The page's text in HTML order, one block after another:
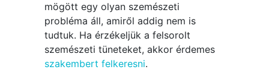
mögött egy olyan szemészeti
probléma áll, amiről addig nem is
tudtuk. Ha érzékeljük a felsorolt
szemészeti tüneteket, akkor érdemes
szakembert felkeresni.